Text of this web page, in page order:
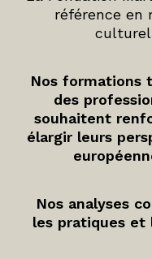
référence en
Nos formations
des
souhaitent
élargir leurs
Nos analyses
les pratiques et